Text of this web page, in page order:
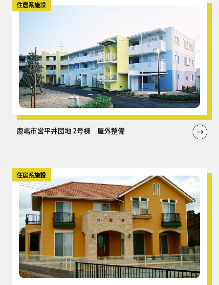
住居系施設
鹿嶋市営平井団地 2号棟 屋外整備
住居系施設